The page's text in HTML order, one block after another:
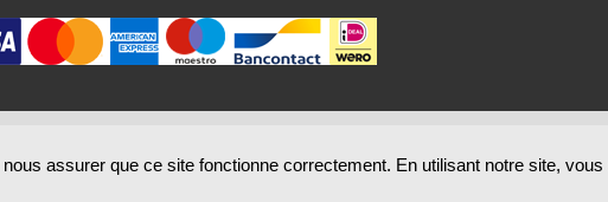
assurer que ce site fonctionne correctement. En utilisant notre site,
© Copyright Holidayline, 2000-2026, All rights reserved.